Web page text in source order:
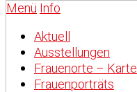
Menü Info
Aktuell
Ausstellungen
Frauenorte – Karte
Frauenporträts